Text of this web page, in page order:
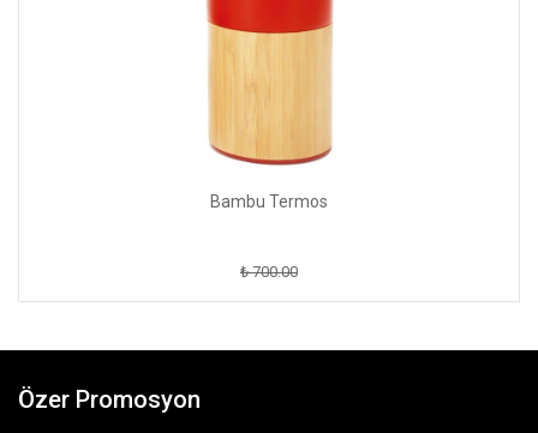
Bambu Termos
₺ 700.00
Özer Promosyon